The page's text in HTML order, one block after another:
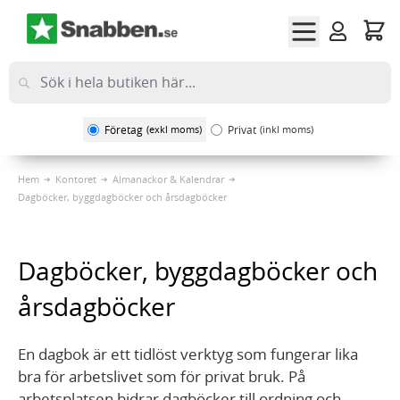
Företag (exkl moms) Privat (inkl moms)
Hem Kontoret
Almanackor & Kalendrar
Dagböcker, byggdagböcker och årsdagböcker
Dagböcker, byggdagböcker och
årsdagböcker
En dagbok är ett tidlöst verktyg som fungerar lika
bra för arbetslivet som för privat bruk. På